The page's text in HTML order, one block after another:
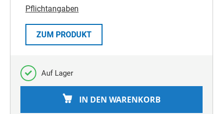
Pflichtangaben
ZUM PRODUKT
Auf Lager
IN DEN WARENKORB